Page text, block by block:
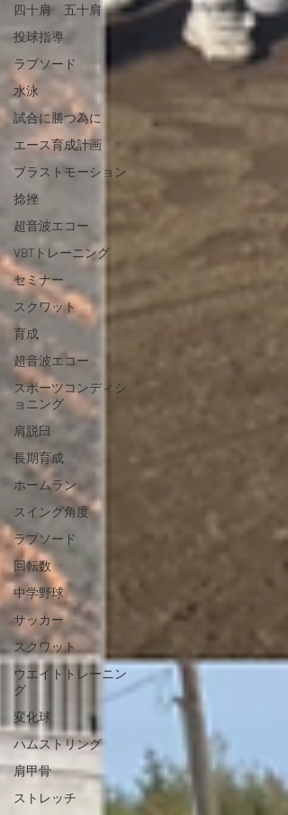
四十肩 五十肩
投球指導
ラプソード
水泳
試合に勝つ為に
エース育成計画
ブラストモーション
捻挫
超音波エコー
VBTトレーニング
セミナー
スクワット
育成
超音波エコー
スポーツコンディシ
ョニング
肩脱臼
長期育成
ホームラン
スイング角度
ラプソード
回転数
中学野球
サッカー
スクワット
ウエイトトレーニン
グ
変化球
ハムストリング
肩甲骨
ストレッチ